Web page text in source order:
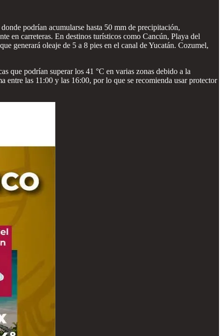
podrían acumularse hasta 50 mm de precipitación,
en carreteras. En destinos turísticos como Cancún, Playa del
generará oleaje de 5 a 8 pies en el canal de Yucatán. Cozumel,
que podrían superar los 41 °C en varias zonas debido a la
las 11:00 y las 16:00, por lo que se recomienda usar protector